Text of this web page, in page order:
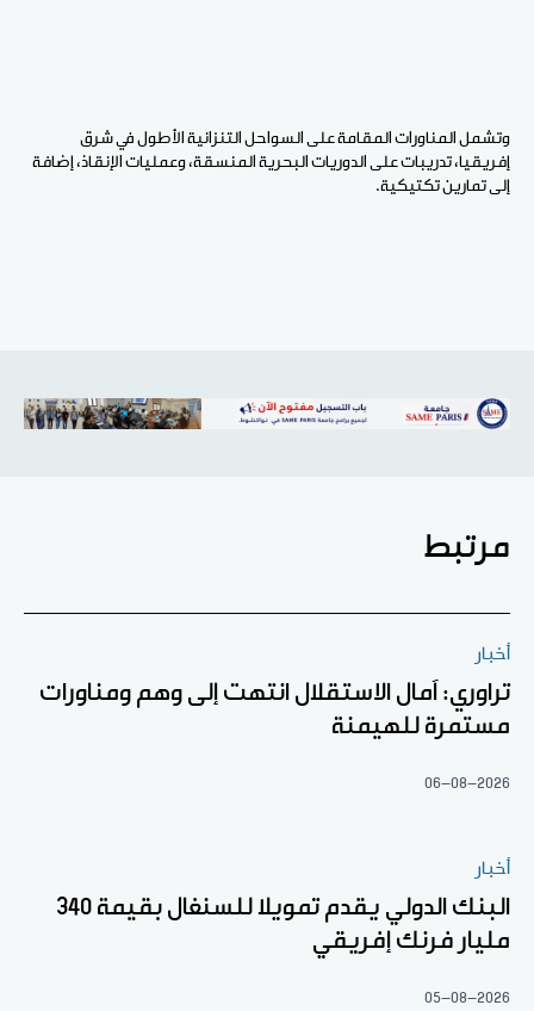
وتشمل المناورات المقامة على السواحل التنزانية الأطول في شرق
إفريقيا، تدريبات على الدوريات البحرية المنسقة، وعمليات الإنقاذ، إضافة
إلى تمارين تكتيكية.
مرتبط
أخبار
تراوري: آمال الاستقلال انتهت إلى وهم ومناورات
مستمرة للهيمنة
06-08-2026
أخبار
البنك الدولي يقدم تمويلا للسنغال بقيمة 340
مليار فرنك إفريقي
05-08-2026